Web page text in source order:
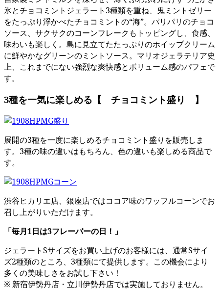
氷とチョコミントジェラート3種類を重ね、鬼ミントゼリー
をたっぷり浮かべたチョコミントの“海”。パリパリのチョコ
ソース、サクサクのコーンフレークもトッピングし、食感、
味わいも楽しく。島に見立てたたっぷりのホイップクリーム
に鮮やかなグリーンのミントソース。マリオジェラテリア史
上、これまでにない強烈な爽快感とボリューム感のパフェで
す。
3種を一気に楽しめる【 チョコミント盛り 】
展開の3種を一度に楽しめるチョコミント盛りを販売しま
す。3種の味の違いはもちろん、色の違いも楽しめる商品で
す。
渋谷ヒカリエ店、銀座店ではココア味のワッフルコーンでお
召し上がりいただけます。
「毎月1日は3フレーバーの日！」
ジェラートSサイズをお買い上げのお客様には、通常Sサイ
ズ2種類のところ、3種類にて提供します。この機会により
多くの美味しさをお試し下さい！
※ 新宿伊勢丹店・立川伊勢丹店では実施しておりません。